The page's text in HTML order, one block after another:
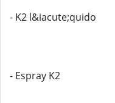
- K2 l&iacute;quido
- Espray K2